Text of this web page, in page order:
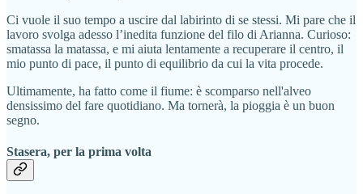
Ci vuole il suo tempo a uscire dal labirinto di se stessi. Mi pare che il
lavoro svolga adesso l’inedita funzione del filo di Arianna. Curioso:
smatassa la matassa, e mi aiuta lentamente a recuperare il centro, il
mio punto di pace, il punto di equilibrio da cui la vita procede.
Ultimamente, ha fatto come il fiume: è scomparso nell'alveo
densissimo del fare quotidiano. Ma tornerà, la pioggia è un buon
segno.
Stasera, per la prima volta